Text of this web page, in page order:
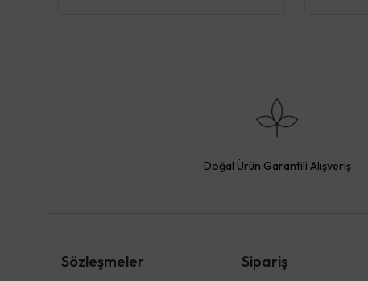
Doğal Ürün Garantili Alışveriş
Sözleşmeler Sipariş